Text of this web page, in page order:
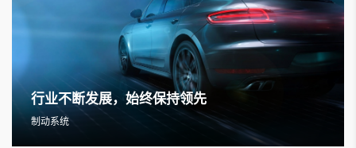
行业不断发展，始终保持领先
制动系统